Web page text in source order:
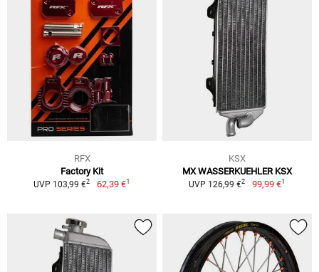
RFX
Factory Kit
UVP 103,99 €2 62,39 €1
KSX
MX WASSERKUEHLER KSX
UVP 126,99 €2 99,99 €1